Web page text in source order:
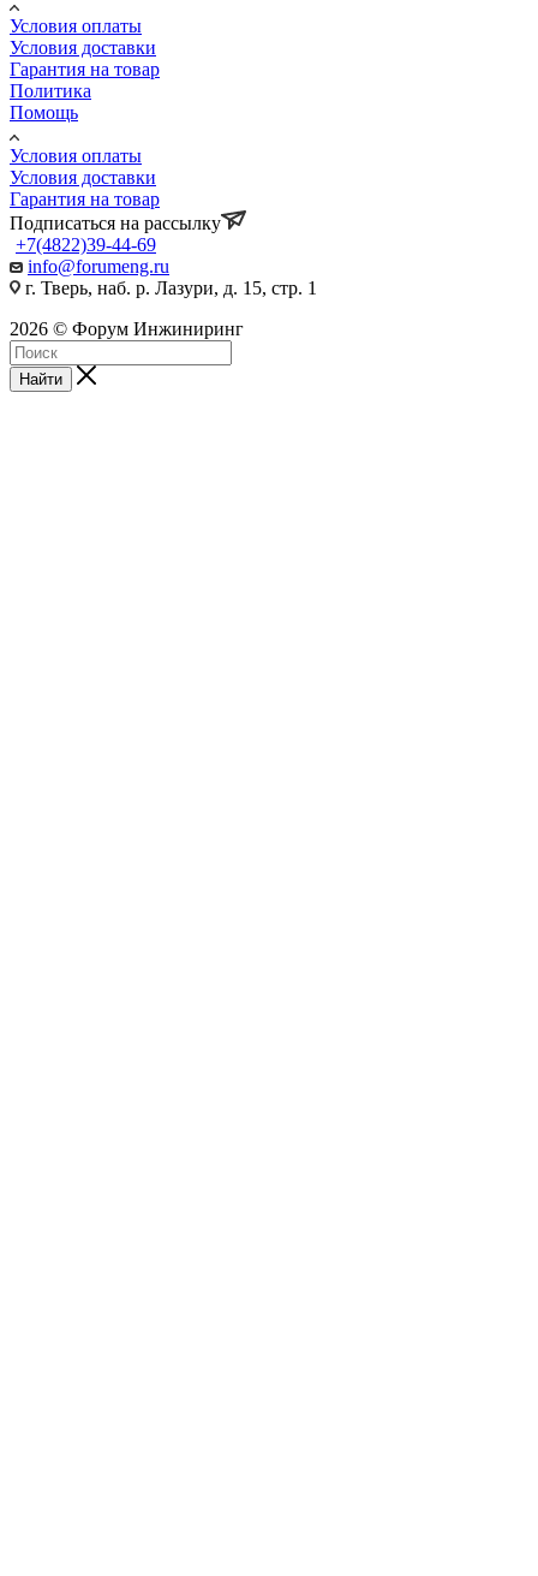
Условия оплаты
Условия доставки
Гарантия на товар
Политика
Помощь
Условия оплаты
Условия доставки
Гарантия на товар
Подписаться на рассылку
+7(4822)39-44-69
info@forumeng.ru
г. Тверь, наб. р. Лазури, д. 15, стр. 1
2026 © Форум Инжиниринг
Найти